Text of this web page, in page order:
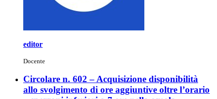
editor
Docente
Circolare n. 602 – Acquisizione disponibilità
allo svolgimento di ore aggiuntive oltre l’orario